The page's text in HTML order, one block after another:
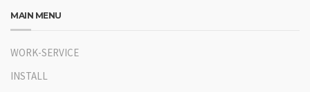
MAIN MENU
WORK-SERVICE
INSTALL